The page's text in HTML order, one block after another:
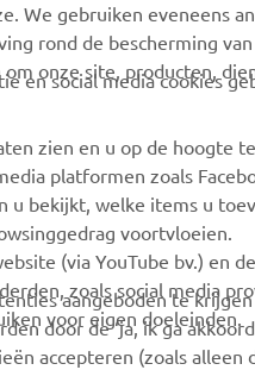
Onderhoudsafspraak
maken
Vind een Yamaha-dealer
Afvalbatterijen
We gebruiken eveneens
rond de bescherming
onze site, producten,
en social media cookies
zien en u op de hoogte
platformen zoals
u bekijkt, welke items u
voortvloeien.
(via YouTube bv.) en
zoals social media
voor eigen doeleinden.
aangeboden te
door de ‘ja, ik ga
accepteren (zoals alleen